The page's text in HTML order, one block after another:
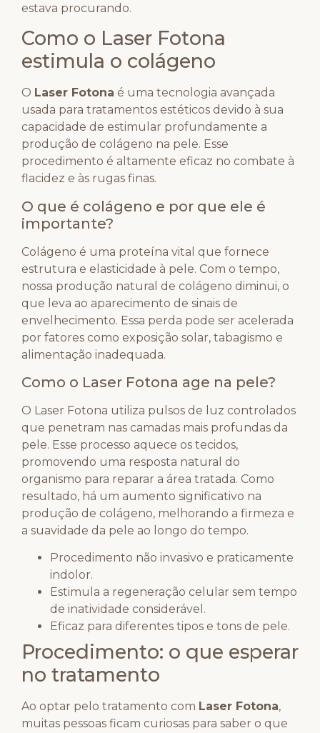
estava procurando.
Como o Laser Fotona
estimula o colágeno
O Laser Fotona é uma tecnologia avançada
usada para tratamentos estéticos devido à sua
capacidade de estimular profundamente a
produção de colágeno na pele. Esse
procedimento é altamente eficaz no combate à
flacidez e às rugas finas.
O que é colágeno e por que ele é
importante?
Colágeno é uma proteína vital que fornece
estrutura e elasticidade à pele. Com o tempo,
nossa produção natural de colágeno diminui, o
que leva ao aparecimento de sinais de
envelhecimento. Essa perda pode ser acelerada
por fatores como exposição solar, tabagismo e
alimentação inadequada.
Como o Laser Fotona age na pele?
O Laser Fotona utiliza pulsos de luz controlados
que penetram nas camadas mais profundas da
pele. Esse processo aquece os tecidos,
promovendo uma resposta natural do
organismo para reparar a área tratada. Como
resultado, há um aumento significativo na
produção de colágeno, melhorando a firmeza e
a suavidade da pele ao longo do tempo.
Procedimento não invasivo e praticamente
indolor.
Estimula a regeneração celular sem tempo
de inatividade considerável.
Eficaz para diferentes tipos e tons de pele.
Procedimento: o que esperar
no tratamento
Ao optar pelo tratamento com Laser Fotona,
muitas pessoas ficam curiosas para saber o que